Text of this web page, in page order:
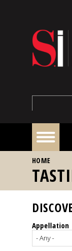
Home
Our
events
YOU ARE HERE
HOME
Appellation